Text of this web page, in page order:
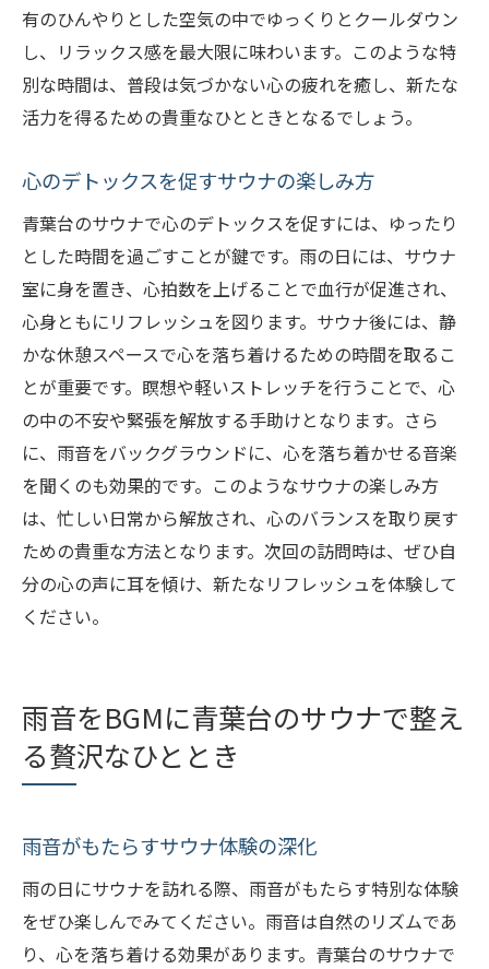
し方
雨の日にサウナを効果的に活用する方法
青葉台サウナで雨の日を楽しむ秘訣
サウナでの雨の日の時間の過ごし方を考え
アイデア
雨の日にサウナで効果的にリラックスする
方法
青葉台のサウナで雨の日を満喫するための
ヒント
雨の日の青葉台サウナで心に新たなエネルギー
を注入
雨の日にサウナでエネルギーを得る方法
青葉台でのサウナ体験が心に与えるポジテ
ィブな影響
青葉台のサウナで感じる新しいエネルギー
青葉台サウナで心に活力を注ぐ過ごし方
雨の日のサウナで新しい自分を見つける方
有のひんやりとした空気の中でゆっくりとクールダウン
し、リラックス感を最大限に味わいます。このような特
別な時間は、普段は気づかない心の疲れを癒し、新たな
活力を得るための貴重なひとときとなるでしょう。
心のデトックスを促すサウナの楽しみ方
青葉台のサウナで心のデトックスを促すには、ゆったり
とした時間を過ごすことが鍵です。雨の日には、サウナ
室に身を置き、心拍数を上げることで血行が促進され、
心身ともにリフレッシュを図ります。サウナ後には、静
かな休憩スペースで心を落ち着けるための時間を取るこ
とが重要です。瞑想や軽いストレッチを行うことで、心
の中の不安や緊張を解放する手助けとなります。さら
に、雨音をバックグラウンドに、心を落ち着かせる音楽
を聞くのも効果的です。このようなサウナの楽しみ方
は、忙しい日常から解放され、心のバランスを取り戻す
ための貴重な方法となります。次回の訪問時は、ぜひ自
分の心の声に耳を傾け、新たなリフレッシュを体験して
ください。
雨音をBGMに青葉台のサウナで整え
る贅沢なひととき
雨音がもたらすサウナ体験の深化
雨の日にサウナを訪れる際、雨音がもたらす特別な体験
をぜひ楽しんでみてください。雨音は自然のリズムであ
り、心を落ち着ける効果があります。青葉台のサウナで